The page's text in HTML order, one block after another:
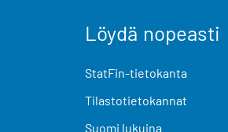
Löydä nopeasti
StatFin-tietokanta
Tilastotietokannat
Suomi lukuina